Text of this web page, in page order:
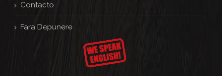
Contacto
Fara Depunere